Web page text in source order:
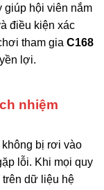
giúp hội viên nắm
điều kiện xác
tham gia C168
lợi.
nhiệm
không bị rơi vào
lỗi. Khi mọi quy
dữ liệu hệ